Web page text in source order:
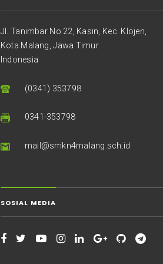
Jl. Tanimbar No.22, Kasin, Kec. Klojen,
Kota Malang, Jawa Timur
Indonesia
(0341) 353798
0341-353798
mail@smkn4malang.sch.id
SOSIAL MEDIA